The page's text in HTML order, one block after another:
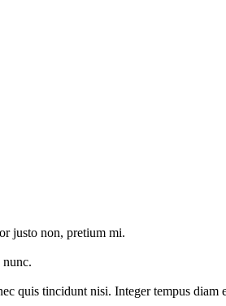
justo non, pretium mi.
quis tincidunt nisi. Integer tempus